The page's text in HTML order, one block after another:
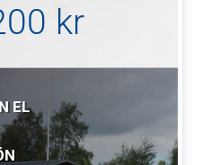
kr
EL